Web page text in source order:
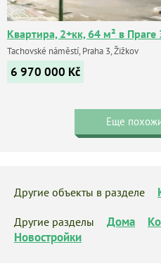
Квартира, 2+кк, 64 м² в Праге
Tachovské náměstí, Praha 3, Žižkov
6 970 000 Kč
Еще
Другие объекты в разделе
Другие разделы Дома
Новостройки